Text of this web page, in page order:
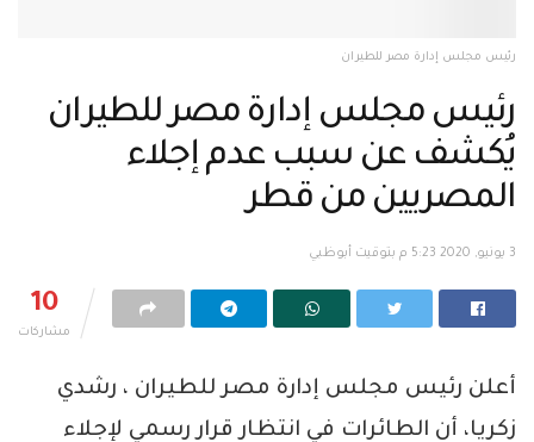
رئيس مجلس إدارة مصر للطيران
رئيس مجلس إدارة مصر للطيران
يُكشف عن سبب عدم إجلاء
المصريين من قطر
3 يونيو, 2020 5:23 م بتوقيت أبوظبي
10
مشاركات
أعلن رئيس مجلس إدارة مصر للطيران ، رشدي
زكريا، أن الطائرات في انتظار قرار رسمي لإجلاء